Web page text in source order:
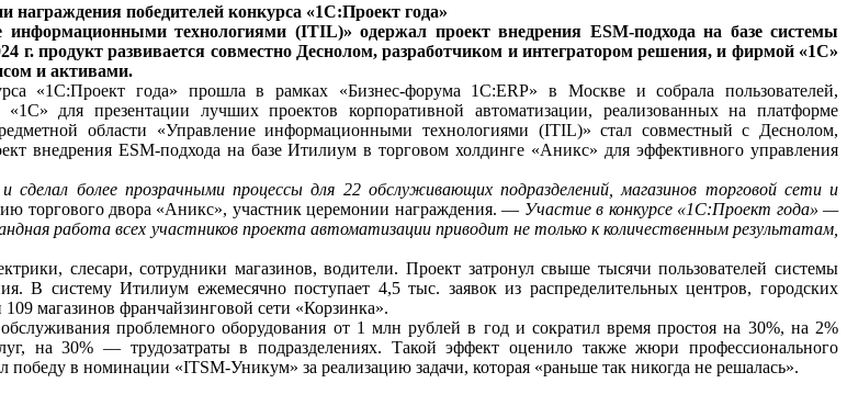
награждения победителей конкурса «1С:Проект года»
информационными технологиями (ITIL)» одержал проект внедрения ESM-подхода на базе системы
продукт развивается совместно Деснолом, разработчиком и интегратором решения, и фирмой «1С»
и активами.
«1С:Проект года» прошла в рамках «Бизнес-форума 1С:ERP» в Москве и собрала пользователей,
для презентации лучших проектов корпоративной автоматизации, реализованных на платформе
области «Управление информационными технологиями (ITIL)» стал совместный с Деснолом,
внедрения ESM-подхода на базе Итилиум в торговом холдинге «Аникс» для эффективного управления
более прозрачными процессы для 22 обслуживающих подразделений, магазинов торговой сети и
торгового двора «Аникс», участник церемонии награждения. — Участие в конкурсе «1С:Проект года» —
работа всех участников проекта автоматизации приводит не только к количественным результатам,
слесари, сотрудники магазинов, водители. Проект затронул свыше тысячи пользователей системы
систему Итилиум ежемесячно поступает 4,5 тыс. заявок из распределительных центров, городских
магазинов франчайзинговой сети «Корзинка».
проблемного оборудования от 1 млн рублей в год и сократил время простоя на 30%, на 2%
на 30% — трудозатраты в подразделениях. Такой эффект оценило также жюри профессионального
победу в номинации «ITSM-Уникум» за реализацию задачи, которая «раньше так никогда не решалась».